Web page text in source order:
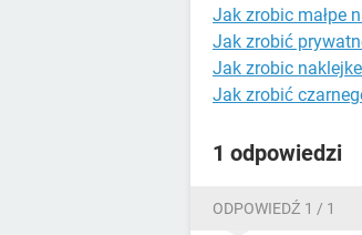
Jak zrobic małpe
Jak zrobić
Jak zrobic
Jak zrobić
1 odpowiedzi
ODPOWIEDŹ 1 / 1